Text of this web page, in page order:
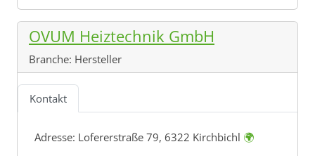
OVUM Heiztechnik GmbH
Branche: Hersteller
Kontakt
Adresse: Lofererstraße 79, 6322 Kirchbichl 🌍